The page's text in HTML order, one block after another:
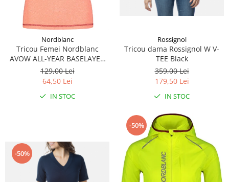
Nordblanc
Tricou Femei Nordblanc
AVOW ALL-YEAR BASELAYER
red coral
129,00 Lei
64,50 Lei
IN STOC
Rossignol
Tricou dama Rossignol W V-
TEE Black
359,00 Lei
179,50 Lei
IN STOC
-50%
-50%